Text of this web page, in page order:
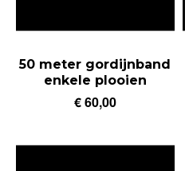
50 meter gordijnband
enkele plooien
€ 60,00